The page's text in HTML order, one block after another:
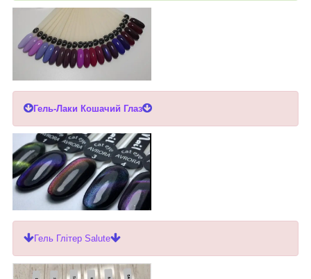
Гель-Лаки Кошачий Глаз
Гель Глітер Salute